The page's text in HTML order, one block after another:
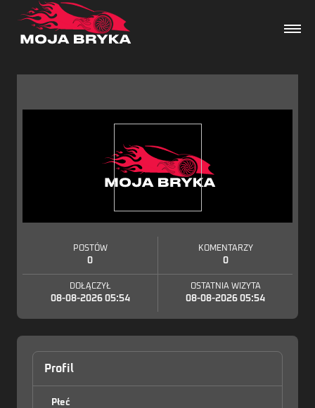
Wydarzenia
Artykuły
POSTÓW
0
KOMENTARZY
0
DOŁĄCZYŁ
08-08-2026 05:54
OSTATNIA WIZYTA
08-08-2026 05:54
Profil
Płeć